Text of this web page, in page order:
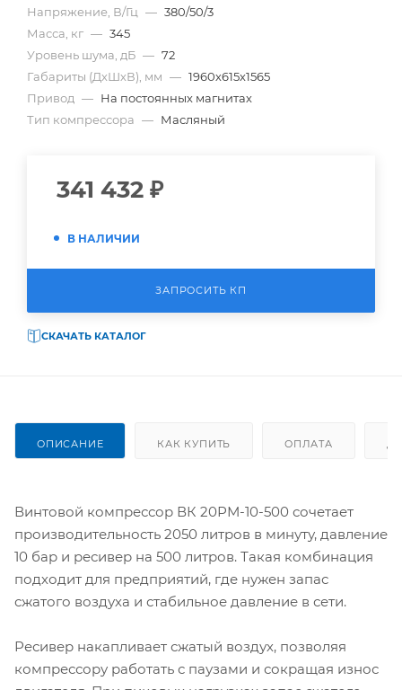
Напряжение, В/Гц — 380/50/3
Масса, кг — 345
Уровень шума, дБ — 72
Габариты (ДхШхВ), мм — 1960х615х1565
Привод — На постоянных магнитах
Тип компрессора — Масляный
341 432 ₽
В НАЛИЧИИ
ЗАПРОСИТЬ КП
СКАЧАТЬ КАТАЛОГ
ОПИСАНИЕ КАК КУПИТЬ ОПЛАТА
Винтовой компрессор ВК 20РМ-10-500 сочетает
производительность 2050 литров в минуту, давление
10 бар и ресивер на 500 литров. Такая комбинация
подходит для предприятий, где нужен запас
сжатого воздуха и стабильное давление в сети.
Ресивер накапливает сжатый воздух, позволяя
компрессору работать с паузами и сокращая износ